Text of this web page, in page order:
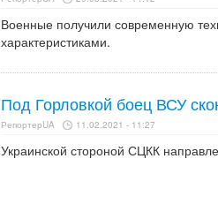
Военные получили современную
характеристиками.
Под Горловкой боец ВСУ
РепортерUA 11.02.2021 - 11:27
Украинской стороной СЦКК